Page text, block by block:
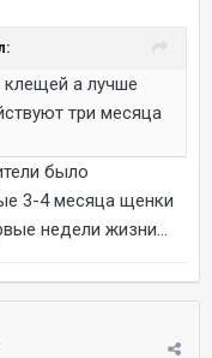
а лучше
три месяца
было
3-4 месяца щенки
недели жизни...